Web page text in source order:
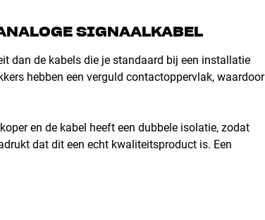
SIGNAALKABEL
dan de kabels die je standaard bij een installatie
hebben een verguld contactoppervlak, waardoor
en de kabel heeft een dubbele isolatie, zodat
dat dit een echt kwaliteitsproduct is. Een